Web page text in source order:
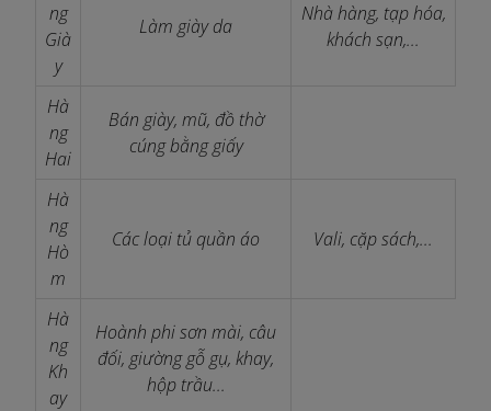
ng
Già
y
Làm giày da
Nhà hàng, tạp hóa,
khách sạn,...
Hà
ng
Hai
Bán giày, mũ, đồ thờ
cúng bằng giấy
Hà
ng
Hò
m
Các loại tủ quần áo Vali, cặp sách,...
Hà
ng
Kh
ay
Hoành phi sơn mài, câu
đối, giường gỗ gụ, khay,
hộp trầu...